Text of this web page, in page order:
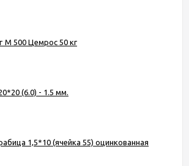
М 500 Цемрос 50 кг
(6.0) - 1.5 мм.
1,5*10 (ячейка 55) оцинкованная